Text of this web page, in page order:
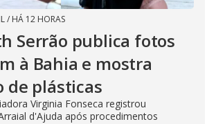
/ HÁ 12 HORAS
Serrão publica fotos
à Bahia e mostra
de plásticas
Virginia Fonseca registrou
d'Ajuda após procedimentos